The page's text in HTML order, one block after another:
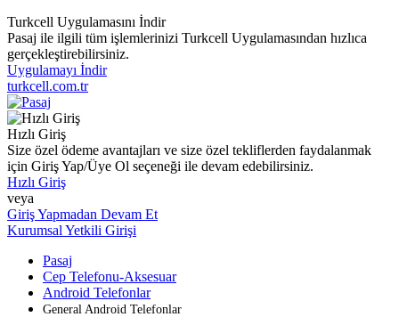
Turkcell Uygulamasını İndir
Pasaj ile ilgili tüm işlemlerinizi Turkcell Uygulamasından hızlıca
gerçekleştirebilirsiniz.
Uygulamayı İndir
turkcell.com.tr
Hızlı Giriş
Size özel ödeme avantajları ve size özel tekliflerden faydalanmak
için Giriş Yap/Üye Ol seçeneği ile devam edebilirsiniz.
Hızlı Giriş
veya
Giriş Yapmadan Devam Et
Kurumsal Yetkili Girişi
Pasaj
Cep Telefonu-Aksesuar
Android Telefonlar
General Android Telefonlar